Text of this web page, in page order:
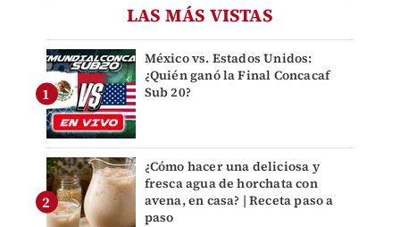
LAS MÁS VISTAS
México vs. Estados Unidos:
¿Quién ganó la Final Concacaf
Sub 20?
¿Cómo hacer una deliciosa y
fresca agua de horchata con
avena, en casa? | Receta paso a
paso